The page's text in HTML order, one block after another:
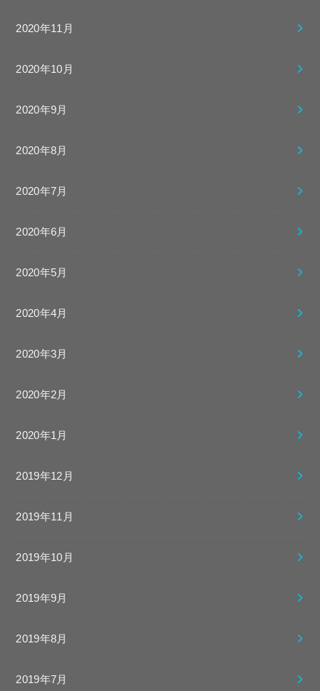
2020年11月
2020年10月
2020年9月
2020年8月
2020年7月
2020年6月
2020年5月
2020年4月
2020年3月
2020年2月
2020年1月
2019年12月
2019年11月
2019年10月
2019年9月
2019年8月
2019年7月